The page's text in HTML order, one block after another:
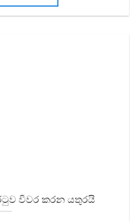
විවර කරන යතුරයි